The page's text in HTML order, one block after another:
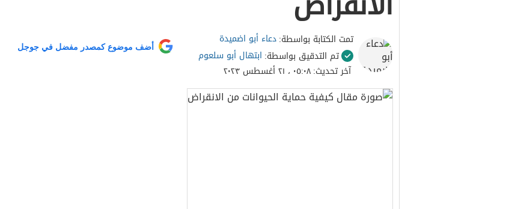
تمت الكتابة بواسطة:دعاء أبو اضميدة
تم التدقيق بواسطة: ابتهال أبو سلعوم
آخر تحديث:٠٥:٠٨ ، ٢١ أغسطس ٢٠٢٣
أضف موضوع كمصدر مفضل في جوجل